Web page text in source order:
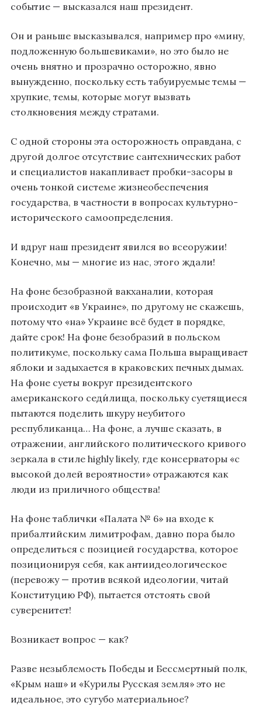
событие — высказался наш президент.
Он и раньше высказывался, например про «мину,
подложенную большевиками», но это было не
очень внятно и прозрачно осторожно, явно
вынужденно, поскольку есть табуируемые темы —
хрупкие, темы, которые могут вызвать
столкновения между стратами.
С одной стороны эта осторожность оправдана, с
другой долгое отсутствие сантехнических работ
и специалистов накапливает пробки-засоры в
очень тонкой системе жизнеобеспечения
государства, в частности в вопросах культурно-
исторического самоопределения.
И вдруг наш президент явился во всеоружии!
Конечно, мы — многие из нас, этого ждали!
На фоне безобразной вакханалии, которая
происходит «в Украине», по другому не скажешь,
потому что «на» Украине всё будет в порядке,
дайте срок! На фоне безобразий в польском
политикуме, поскольку сама Польша выращивает
яблоки и задыхается в краковских печных дымах.
На фоне суеты вокруг президентского
американского седи́лища, поскольку суетящиеся
пытаются поделить шкуру неубитого
республиканца… На фоне, а лучше сказать, в
отражении, английского политического кривого
зеркала в стиле highly liкely, где консерваторы «с
высокой долей вероятности» отражаются как
люди из приличного общества!
На фоне таблички «Палата № 6» на входе к
прибалтийским лимитрофам, давно пора было
определиться с позицией государства, которое
позиционируя себя, как антиидеологическое
(перевожу — против всякой идеологии, читай
Конституцию РФ), пытается отстоять свой
суверенитет!
Возникает вопрос — как?
Разве незыблемость Победы и Бессмертный полк,
«Крым наш» и «Курилы Русская земля» это не
идеальное, это сугубо материальное?